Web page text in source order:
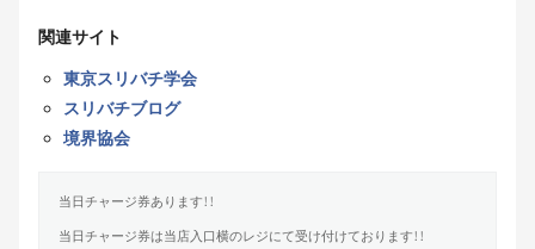
関連サイト
東京スリバチ学会
スリバチブログ
境界協会
当日チャージ券あります！！
当日チャージ券は当店入口横のレジにて受け付けております！！